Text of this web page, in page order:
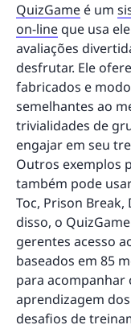
QuizGame é um
on-lineque usa
avaliações
desfrutar. Ele
fabricados e
semelhantes ao
trivialidades de
engajar em seu
Outros exemplos
também pode
Toc, Prison Break,
disso, o
gerentes acesso
baseados em 85
para acompanhar
aprendizagem
desafios de